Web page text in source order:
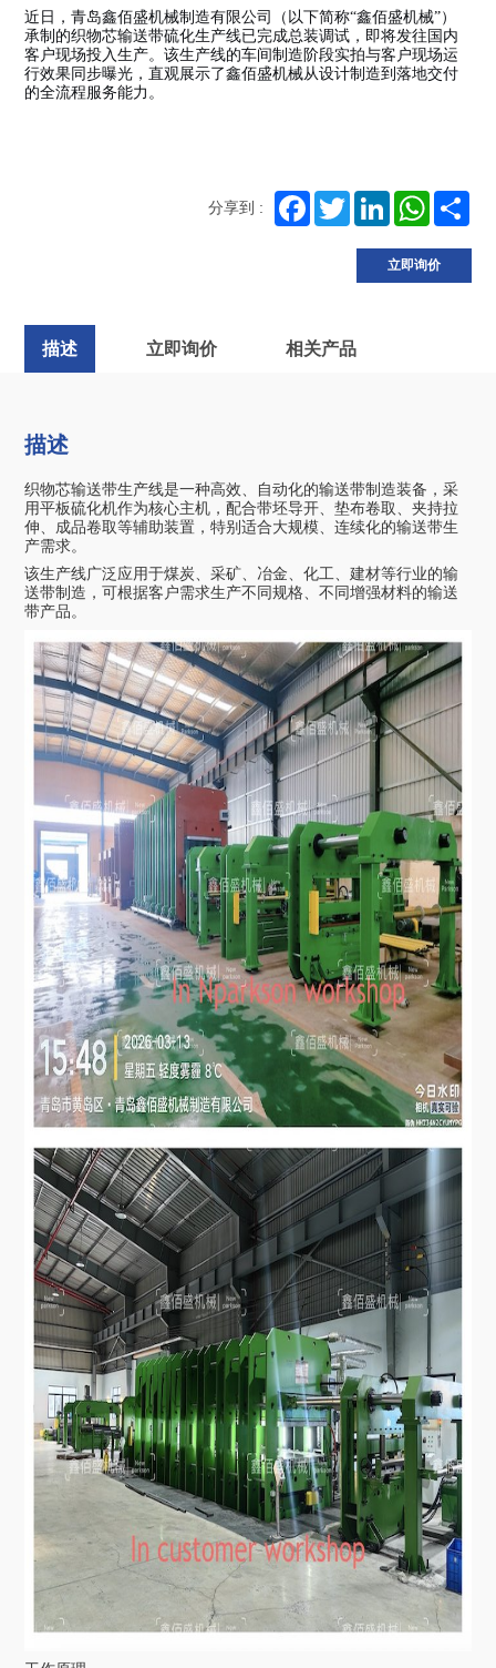
近日，青岛鑫佰盛机械制造有限公司（以下简称“鑫佰盛机械”）
承制的织物芯输送带硫化生产线已完成总装调试，即将发往国内
客户现场投入生产。该生产线的车间制造阶段实拍与客户现场运
行效果同步曝光，直观展示了鑫佰盛机械从设计制造到落地交付
的全流程服务能力。
立即询价
分享到 : Facebook
TwitterLinkedIn
描述 立即询价 相关产品
描述
织物芯输送带生产线是一种高效、自动化的输送带制造装备，采
用平板硫化机作为核心主机，配合带坯导开、垫布卷取、夹持拉
伸、成品卷取等辅助装置，特别适合大规模、连续化的输送带生
产需求。
该生产线广泛应用于煤炭、采矿、冶金、化工、建材等行业的输
送带制造，可根据客户需求生产不同规格、不同增强材料的输送
带产品。